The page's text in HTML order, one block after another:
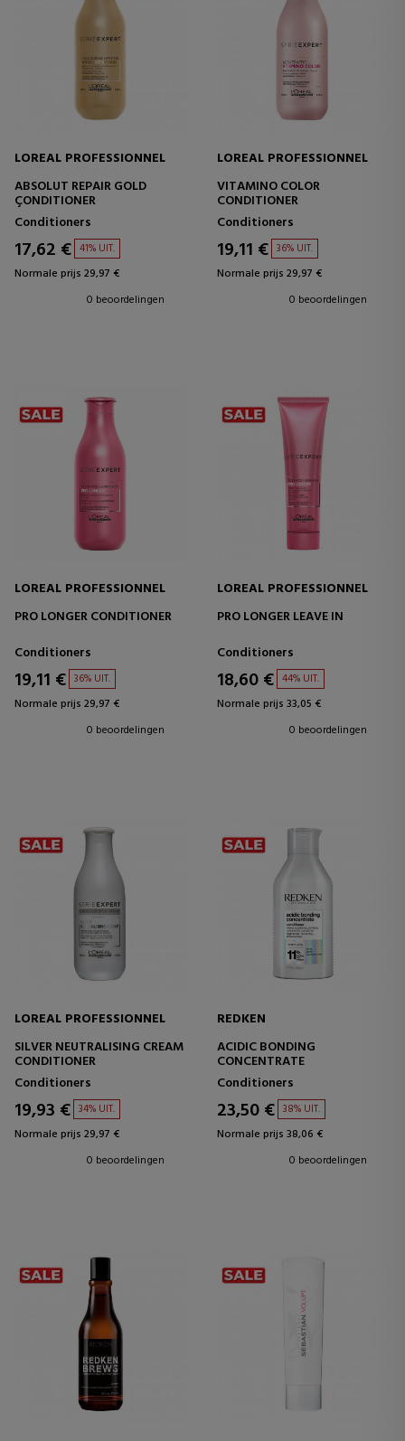
LOREAL PROFESSIONNEL
ABSOLUT REPAIR GOLD
ÇONDITIONER
Conditioners
17,62 € 41% UIT.
Normale prijs 29,97 €
0 beoordelingen
LOREAL PROFESSIONNEL
VITAMINO COLOR
CONDITIONER
Conditioners
19,11 € 36% UIT.
Normale prijs 29,97 €
0 beoordelingen
LOREAL PROFESSIONNEL
PRO LONGER CONDITIONER
Conditioners
19,11 € 36% UIT.
Normale prijs 29,97 €
0 beoordelingen
LOREAL PROFESSIONNEL
PRO LONGER LEAVE IN
Conditioners
18,60 € 44% UIT.
Normale prijs 33,05 €
0 beoordelingen
LOREAL PROFESSIONNEL
SILVER NEUTRALISING CREAM
CONDITIONER
Conditioners
19,93 € 34% UIT.
Normale prijs 29,97 €
0 beoordelingen
REDKEN
ACIDIC BONDING
CONCENTRATE
Conditioners
23,50 € 38% UIT.
Normale prijs 38,06 €
0 beoordelingen